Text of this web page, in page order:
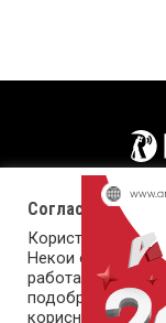
Согласност за
Користиме
Некои од
работата на
подобриме оваа
корисничко